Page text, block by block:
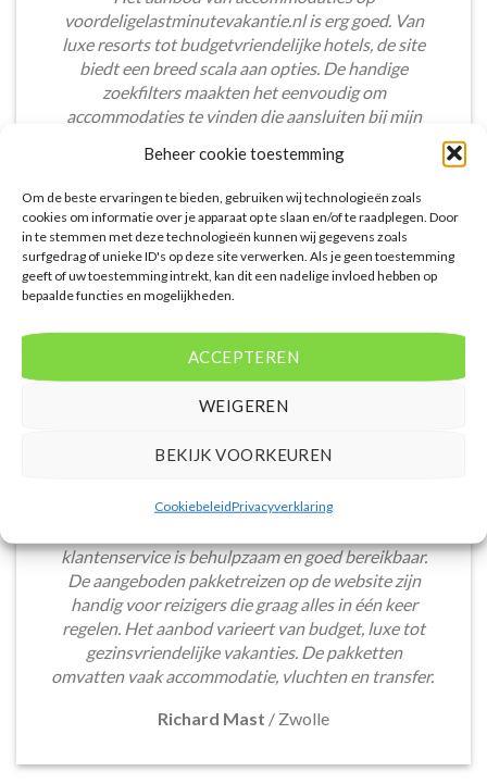
Beheer cookie toestemming
Om de beste ervaringen te bieden, gebruiken wij technologieën zoals
cookies om informatie over je apparaat op te slaan en/of te raadplegen. Door
in te stemmen met deze technologieën kunnen wij gegevens zoals
surfgedrag of unieke ID's op deze site verwerken. Als je geen toestemming
geeft of uw toestemming intrekt, kan dit een nadelige invloed hebben op
bepaalde functies en mogelijkheden.
ACCEPTEREN
WEIGEREN
BEKIJK VOORKEUREN
CookiebeleidPrivacyverklaring
voordeligelastminutevakantie.nl is erg goed. Van
luxe resorts tot budgetvriendelijke hotels, de site
biedt een breed scala aan opties. De handige
zoekfilters maakten het eenvoudig om
accommodaties te vinden die aansluiten bij mijn
Voordeligelastminutevakantie.nl is eenvoudig en
klantenservice is behulpzaam en goed bereikbaar.
De aangeboden pakketreizen op de website zijn
handig voor reizigers die graag alles in één keer
regelen. Het aanbod varieert van budget, luxe tot
gezinsvriendelijke vakanties. De pakketten
omvatten vaak accommodatie, vluchten en transfer.
Richard Mast / Zwolle